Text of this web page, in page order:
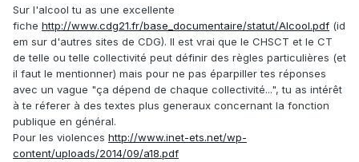
Sur l'alcool tu as une excellente
fiche http://www.cdg21.fr/base_documentaire/statut/Alcool.pdf (id
em sur d'autres sites de CDG). Il est vrai que le CHSCT et le CT
de telle ou telle collectivité peut définir des règles particulières (et
il faut le mentionner) mais pour ne pas éparpiller tes réponses
avec un vague "ça dépend de chaque collectivité...", tu as intérêt
à te réferer à des textes plus generaux concernant la fonction
publique en général.
Pour les violences http://www.inet-ets.net/wp-
content/uploads/2014/09/a18.pdf